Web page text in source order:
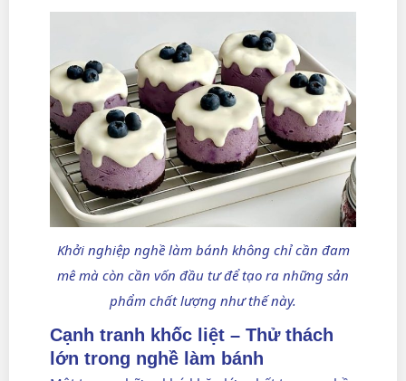
Khởi nghiệp nghề làm bánh không chỉ cần đam
mê mà còn cần vốn đầu tư để tạo ra những sản
phẩm chất lượng như thế này.
Cạnh tranh khốc liệt – Thử thách
lớn trong nghề làm bánh